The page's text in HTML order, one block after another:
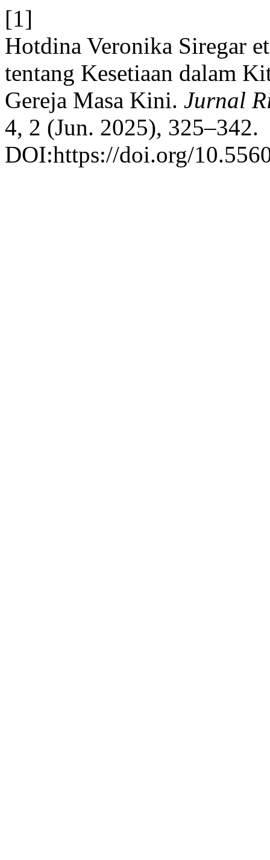
[1]
Hotdina Veronika Siregar
tentang Kesetiaan dalam
Gereja Masa Kini. Jurnal
4, 2 (Jun. 2025), 325–342.
DOI:https://doi.org/